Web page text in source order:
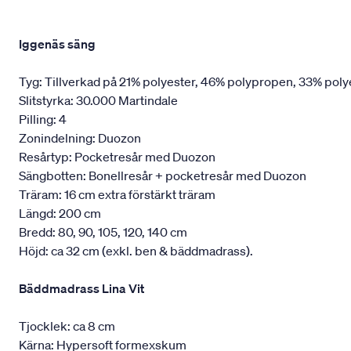
Iggenäs säng
Tyg: Tillverkad på 21% polyester, 46% polypropen, 33%
Slitstyrka: 30.000 Martindale
Pilling: 4
Zonindelning: Duozon
Resårtyp: Pocketresår med Duozon
Sängbotten: Bonellresår + pocketresår med Duozon
Träram: 16 cm extra förstärkt träram
Längd: 200 cm
Bredd: 80, 90, 105, 120, 140 cm
Höjd: ca 32 cm (exkl. ben & bäddmadrass).
Bäddmadrass Lina Vit
Tjocklek: ca 8 cm
Kärna: Hypersoft formexskum